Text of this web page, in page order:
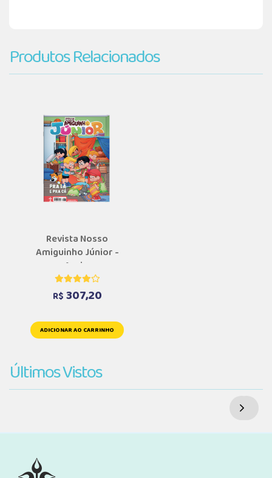
Produtos Relacionados
Revista Nosso
Amiguinho Júnior -
Assi...
R$ 307,20
ADICIONAR AO CARRINHO
Últimos Vistos